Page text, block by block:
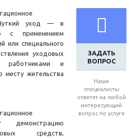
ЗАДАТЬ
ВОПРОС
Наши
специалисты
ответят на любой
интересующий
вопрос по услуге
уход — в
с применением
или специального
уходовых
работниками и
месту жительства
демонстрацию
средств,